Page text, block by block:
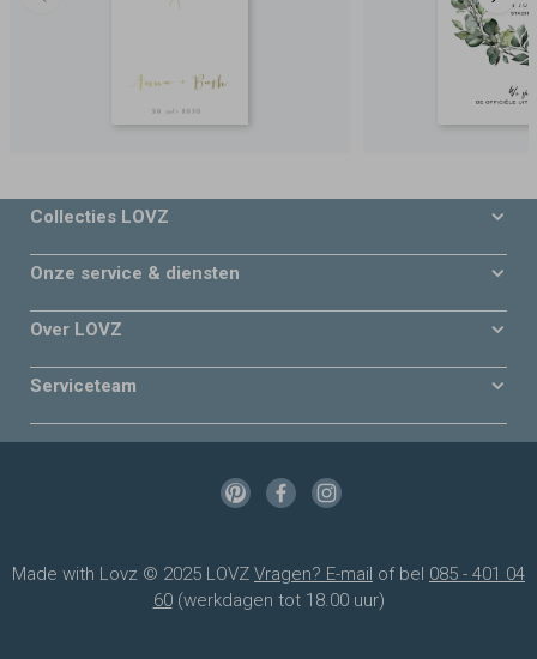
Collecties LOVZ
Onze service & diensten
Over LOVZ
Serviceteam
Made with Lovz © 2025 LOVZ Vragen? E-mail of bel 085 - 401 04
60(werkdagen tot 18.00 uur)